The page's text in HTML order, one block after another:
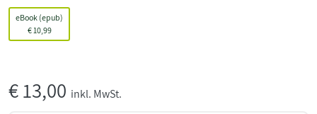
eBook (epub)
€10,99
€13,00 inkl. MwSt.